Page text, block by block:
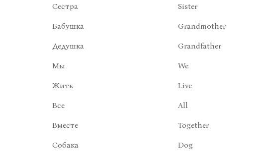
Сестра Sister
Бабушка Grandmother
Дедушка Grandfather
Мы We
Жить Live
Все All
Вместе Together
Собака Dog